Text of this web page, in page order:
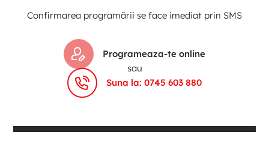
Confirmarea programării se face imediat prin SMS
Programeaza-te online
sau
Suna la: 0745 603 880